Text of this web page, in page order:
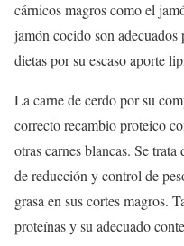
cárnicos magros como el
jamón cocido son
dietas por su escaso aporte
La carne de cerdo por su
correcto recambio proteico
otras carnes blancas. Se
de reducción y control de
grasa en sus cortes magros.
proteínas y su adecuado